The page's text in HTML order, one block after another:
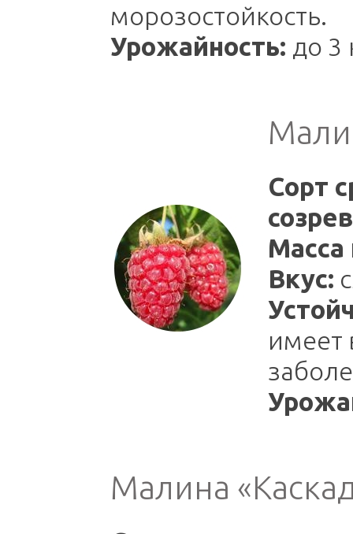
морозостойкость.
Урожайность: до 3
Сорт
Масса
Вкус:
имеет
Малина